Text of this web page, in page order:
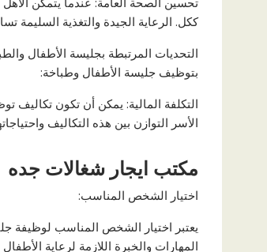
ككل. الرعاية الجيدة والتغذية السليمة
التحديات المرتبطة بجليسة الأطفال
بتوظيف جليسة الأطفال وطباخة:
التكلفة المالية: يمكن أن تكون تكاليف
الأسر التوازن بين هذه التكاليف
مكتب ايجار شغالات جده
اختيار الشخص المناسب:
يعتبر اختيار الشخص المناسب لوظيفة
المهارات والخبرة اللازمة لرعاية